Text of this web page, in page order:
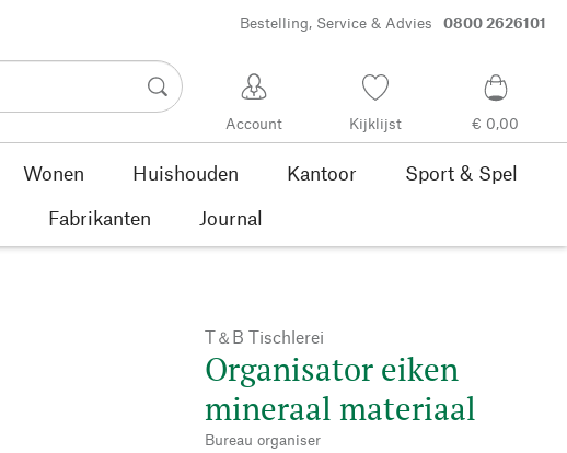
Bestelling, Service & Advies 0800 2626101
Account Kijklijst € 0,00
Wonen Huishouden Kantoor
Sport & Spel
Fabrikanten Journal
T＆B Tischlerei
Organisator eiken
mineraal materiaal
Bureau organiser